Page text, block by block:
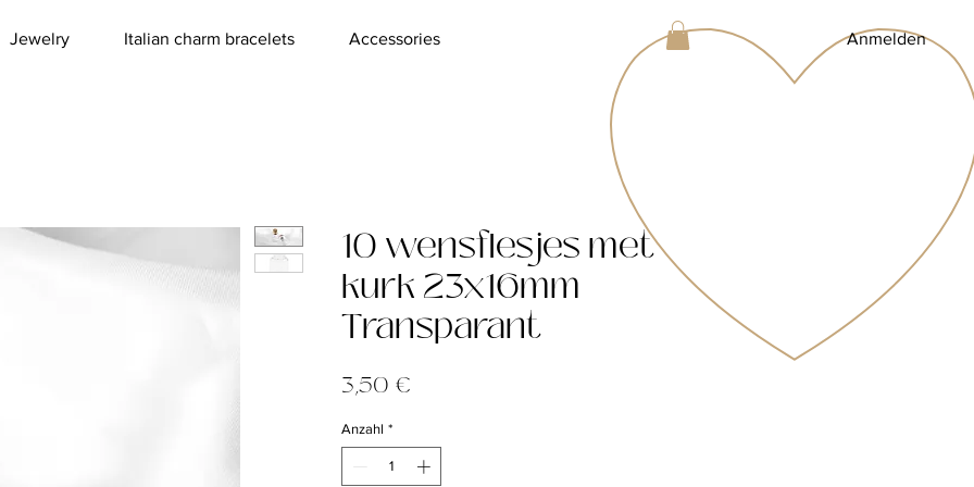
Jewelry Italian charm bracelets Accessories Anmelden
10 wensflesjes met
kurk 23x16mm
Transparant
3,50 €
Anzahl *